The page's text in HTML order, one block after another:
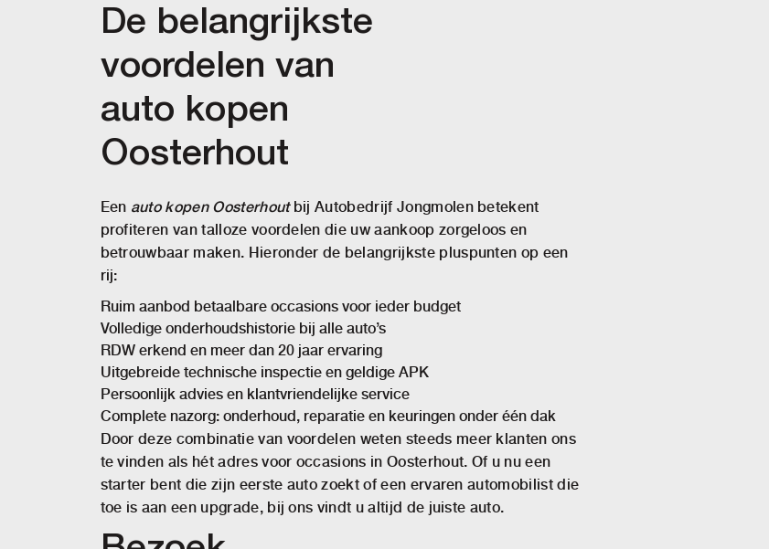
De belangrijkste
voordelen van
auto kopen
Oosterhout
Een auto kopen Oosterhoutbij Autobedrijf Jongmolen betekent
profiteren van talloze voordelen die uw aankoop zorgeloos en
betrouwbaar maken. Hieronder de belangrijkste pluspunten op een
rij:
Ruim aanbod betaalbare occasions voor ieder budget
Volledige onderhoudshistorie bij alle auto’s
RDW erkend en meer dan 20 jaar ervaring
Uitgebreide technische inspectie en geldige APK
Persoonlijk advies en klantvriendelijke service
Complete nazorg: onderhoud, reparatie en keuringen onder één dak
Door deze combinatie van voordelen weten steeds meer klanten ons
te vinden als hét adres voor occasions in Oosterhout. Of u nu een
starter bent die zijn eerste auto zoekt of een ervaren automobilist die
toe is aan een upgrade, bij ons vindt u altijd de juiste auto.